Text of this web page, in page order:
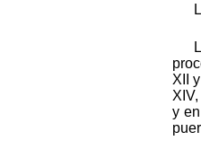
XII
y